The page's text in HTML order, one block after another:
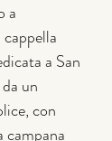
a
a San
un
con
campana